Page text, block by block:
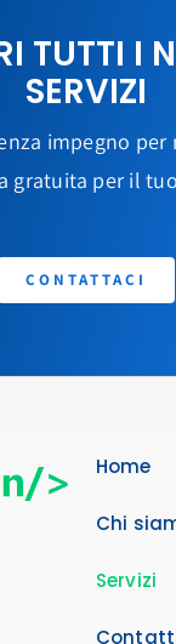
TUTTI I
SERVIZI
impegno per
gratuita per il
CONTATTACI
Home
Chi
Servizi